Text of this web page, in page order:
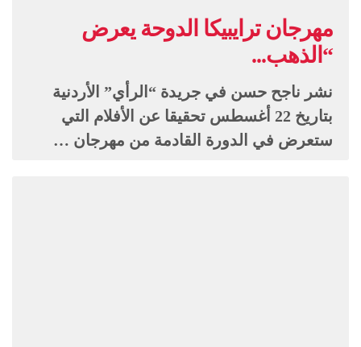
مهرجان ترايبيكا الدوحة يعرض
“الذهب...
نشر ناجح حسن في جريدة “الرأي” الأردنية
بتاريخ 22 أغسطس تحقيقا عن الأفلام التي
ستعرض في الدورة القادمة من مهرجان …